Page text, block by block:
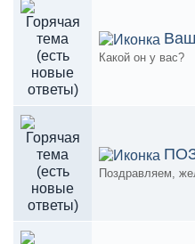
Ваш
Какой он у вас?
Поздравляем,